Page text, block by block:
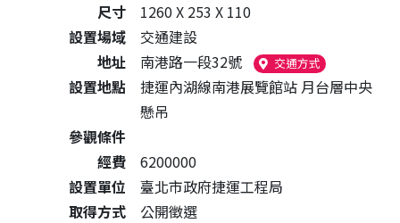
尺寸
1260 X 253 X 110
設置場域
交通建設
地址
南港路一段32號 交通方式（另開新視窗）
設置地點
捷運內湖線南港展覽館站 月台層中央
懸吊
參觀條件
經費
6200000
設置單位
臺北市政府捷運工程局
取得方式
公開徵選